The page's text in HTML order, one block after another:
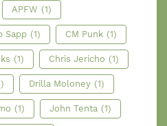
APFW (1)
Sapp (1) CM Punk (1)
(1) Chris Jericho (1)
Drilla Moloney (1)
(1) John Tenta (1)